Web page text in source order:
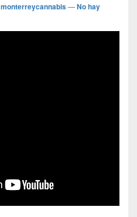
monterreycannabis—No hay